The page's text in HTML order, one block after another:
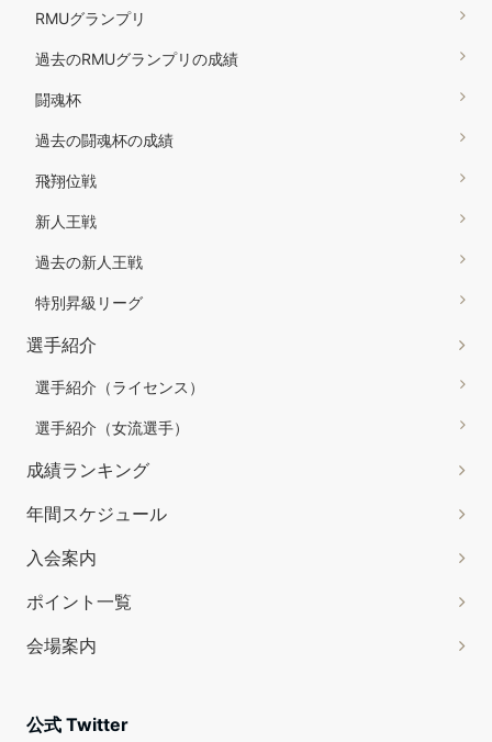
RMUグランプリ
過去のRMUグランプリの成績
闘魂杯
過去の闘魂杯の成績
飛翔位戦
新人王戦
過去の新人王戦
特別昇級リーグ
選手紹介
選手紹介（ライセンス）
選手紹介（女流選手）
成績ランキング
年間スケジュール
入会案内
ポイント一覧
会場案内
公式 Twitter